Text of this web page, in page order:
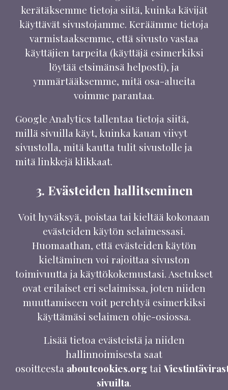
kerätäksemme tietoja siitä, kuinka kävijät
käyttävät sivustojamme. Keräämme tietoja
varmistaaksemme, että sivusto vastaa
käyttäjien tarpeita (käyttäjä esimerkiksi
löytää etsimänsä helposti), ja
ymmärtääksemme, mitä osa-alueita
voimme parantaa.
Google Analytics tallentaa tietoja siitä,
millä sivuilla käyt, kuinka kauan viivyt
sivustolla, mitä kautta tulit sivustolle ja
mitä linkkejä klikkaat.
3. Evästeiden hallitseminen
Voit hyväksyä, poistaa tai kieltää kokonaan
evästeiden käytön selaimessasi.
Huomaathan, että evästeiden käytön
kieltäminen voi rajoittaa sivuston
toimivuutta ja käyttökokemustasi. Asetukset
ovat erilaiset eri selaimissa, joten niiden
muuttamiseen voit perehtyä esimerkiksi
käyttämäsi selaimen ohje-osiossa.
Lisää tietoa evästeistä ja niiden
hallinnoimisesta saat
osoitteesta aboutcookies.orgtai
sivuilta.